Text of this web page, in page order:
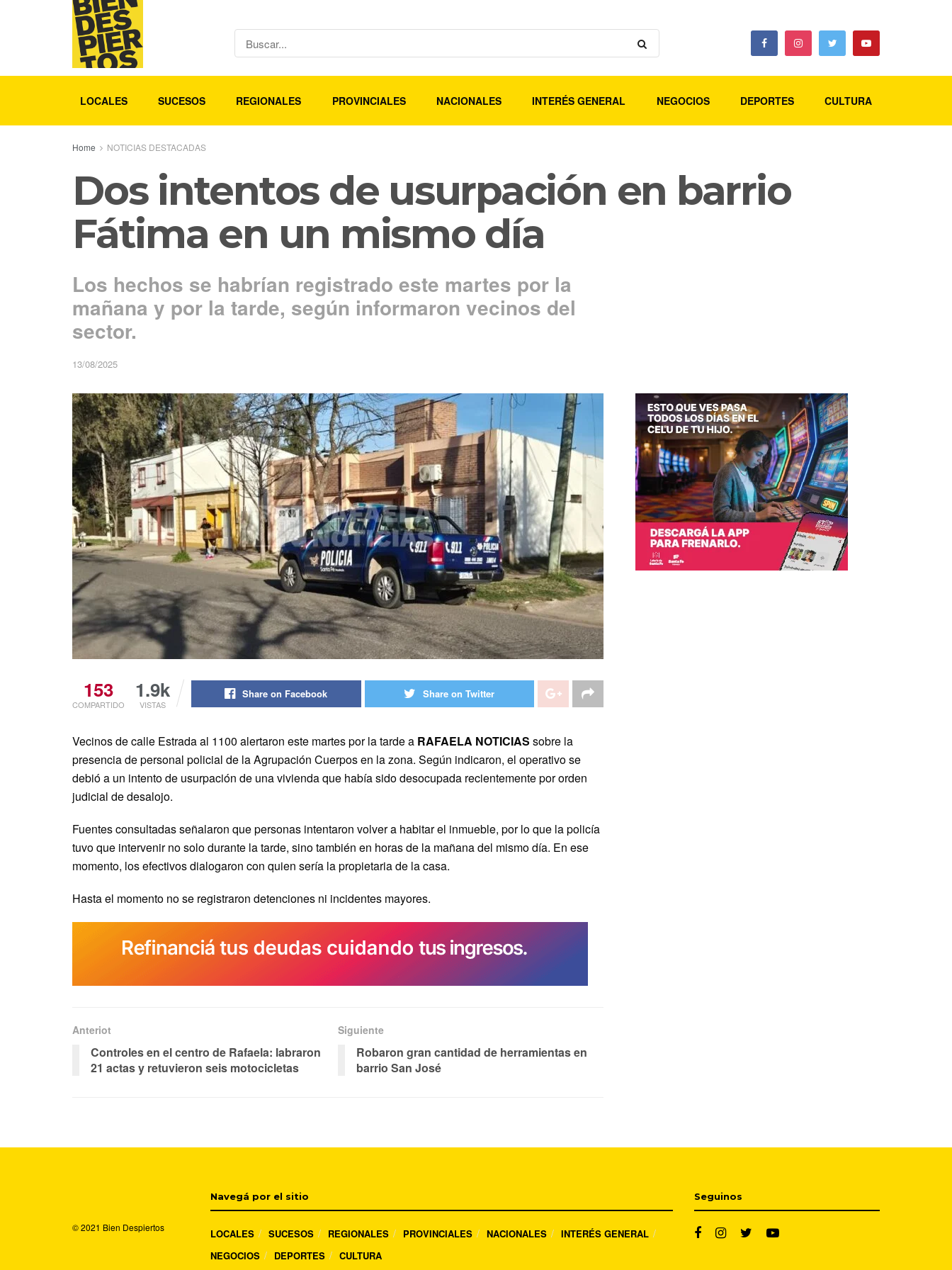
LOCALES SUCESOS REGIONALES PROVINCIALES NACIONALES INTERÉS GENERAL NEGOCIOS DEPORTES CULTURA
Home NOTICIAS DESTACADAS
Dos intentos de usurpación en barrio
Fátima en un mismo día
Los hechos se habrían registrado este martes por la
mañana y por la tarde, según informaron vecinos del
sector.
13/08/2025
153
COMPARTIDO
1.9k
VISTAS
Share on Facebook Share on Twitter
Vecinos de calle Estrada al 1100 alertaron este martes por la tarde a RAFAELA NOTICIAS sobre la
presencia de personal policial de la Agrupación Cuerpos en la zona. Según indicaron, el operativo se
debió a un intento de usurpación de una vivienda que había sido desocupada recientemente por orden
judicial de desalojo.
Fuentes consultadas señalaron que personas intentaron volver a habitar el inmueble, por lo que la policía
tuvo que intervenir no solo durante la tarde, sino también en horas de la mañana del mismo día. En ese
momento, los efectivos dialogaron con quien sería la propietaria de la casa.
Hasta el momento no se registraron detenciones ni incidentes mayores.
Anteriot
Controles en el centro de Rafaela: labraron
21 actas y retuvieron seis motocicletas
Siguiente
Robaron gran cantidad de herramientas en
barrio San José
© 2021 Bien Despiertos
Navegá por el sitio
LOCALES SUCESOS REGIONALES PROVINCIALES NACIONALES
INTERÉS GENERAL
NEGOCIOS
DEPORTES CULTURA
Seguinos